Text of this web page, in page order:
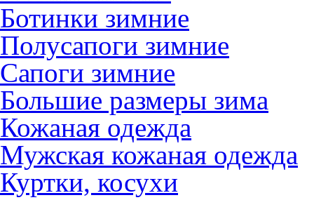
Ботинки зимние
Полусапоги зимние
Сапоги зимние
Большие размеры зима
Кожаная одежда
Мужская кожаная одежда
Куртки, косухи